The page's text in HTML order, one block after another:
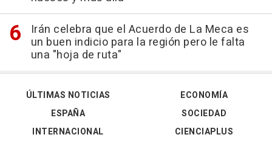
Irán celebra que el Acuerdo de La Meca es
un buen indicio para la región pero le falta
una "hoja de ruta"
ÚLTIMAS NOTICIAS
ESPAÑA
INTERNACIONAL
ECONOMÍA
SOCIEDAD
CIENCIAPLUS